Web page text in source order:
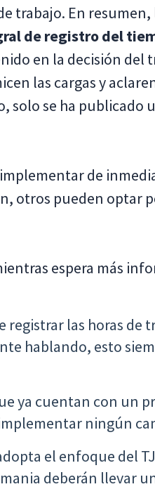
trabajo. En
de registro del
en la decisión del
las cargas y
solo se ha publicado
de
otros pueden optar
espera más
las horas de
hablando, esto
ya cuentan con un
ningún
el enfoque del
deberán llevar